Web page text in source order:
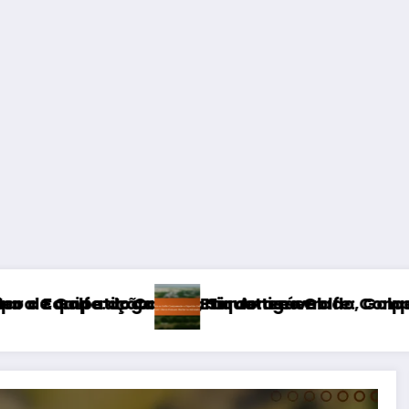
Amigável
tee errado, Golpear fora dos limites,
no Golfe: Compreender o Papel dos